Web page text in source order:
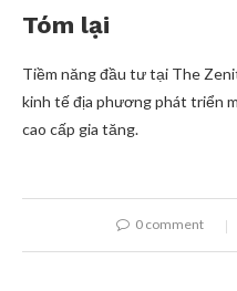
Tóm lại
Tiềm năng đầu tư tại The
kinh tế địa phương phát triển
cao cấp gia tăng.
0 comment